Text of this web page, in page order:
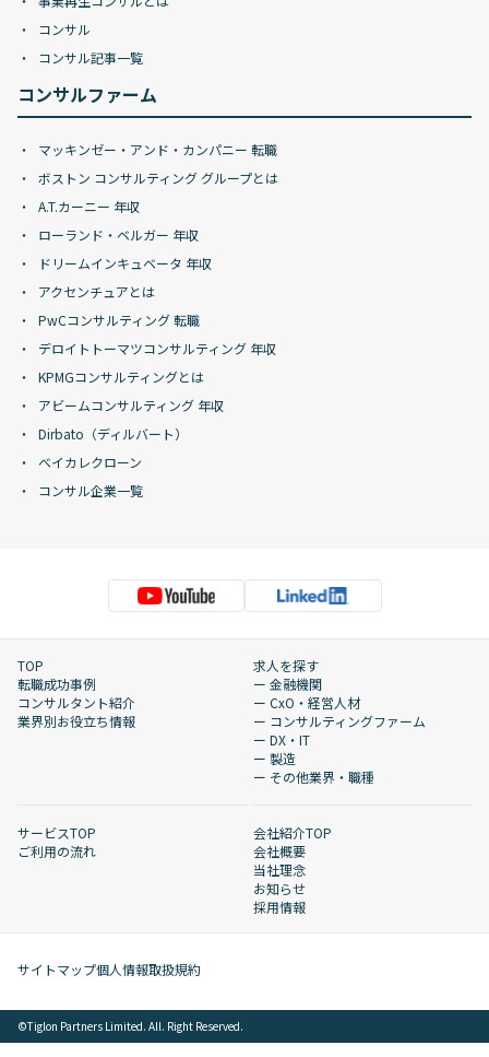
コンサル
コンサル記事一覧
コンサルファーム
マッキンゼー・アンド・カンパニー 転職
ボストン コンサルティング グループとは
A.T.カーニー 年収
ローランド・ベルガー 年収
ドリームインキュベータ 年収
アクセンチュアとは
PwCコンサルティング 転職
デロイトトーマツコンサルティング 年収
KPMGコンサルティングとは
アビームコンサルティング 年収
Dirbato（ディルバート）
ベイカレクローン
コンサル企業一覧
TOP
転職成功事例
コンサルタント紹介
業界別お役立ち情報
求人を探す
ー 金融機関
ー CxO・経営人材
ー コンサルティングファーム
ー DX・IT
ー 製造
ー その他業界・職種
サービスTOP
ご利用の流れ
会社紹介TOP
会社概要
当社理念
お知らせ
採用情報
サイトマップ個人情報取扱規約
©︎Tiglon Partners Limited. All. Right Reserved.